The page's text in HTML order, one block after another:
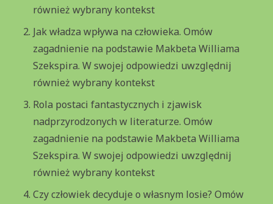
również wybrany kontekst
Jak władza wpływa na człowieka. Omów
zagadnienie na podstawie Makbeta Williama
Szekspira. W swojej odpowiedzi uwzględnij
również wybrany kontekst
Rola postaci fantastycznych i zjawisk
nadprzyrodzonych w literaturze. Omów
zagadnienie na podstawie Makbeta Williama
Szekspira. W swojej odpowiedzi uwzględnij
również wybrany kontekst
Czy człowiek decyduje o własnym losie? Omów